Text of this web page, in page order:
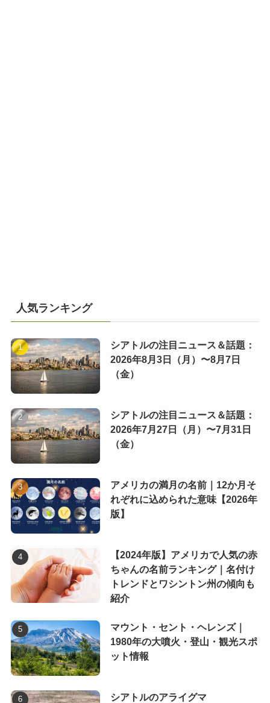
人気ランキング
シアトルの注目ニュース＆話題：
2026年8月3日（月）〜8月7日
（金）
シアトルの注目ニュース＆話題：
2026年7月27日（月）〜7月31日
（金）
アメリカの満月の名前｜12か月そ
れぞれに込められた意味【2026年
版】
【2024年版】アメリカで人気の赤
ちゃんの名前ランキング｜名付け
トレンドとワシントン州の傾向も
紹介
マウント・セント・ヘレンズ｜
1980年の大噴火・登山・観光スポ
ット情報
シアトルのアライグマ